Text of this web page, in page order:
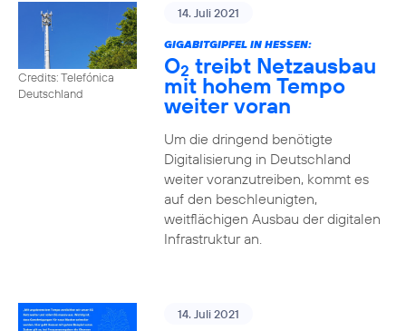
Credits: Telefónica
Deutschland
14. Juli 2021
GIGABITGIPFEL IN HESSEN:
O2 treibt Netzausbau
mit hohem Tempo
weiter voran
Um die dringend benötigte
Digitalisierung in Deutschland
weiter voranzutreiben, kommt es
auf den beschleunigten,
weitflächigen Ausbau der digitalen
Infrastruktur an.
14. Juli 2021